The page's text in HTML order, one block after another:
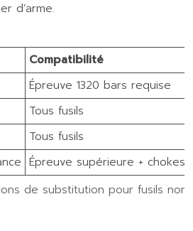
d’arme.
de substitution pour fusils non
Compatibilité
Épreuve 1320 bars requise
Tous fusils
Tous fusils
Épreuve supérieure + chokes